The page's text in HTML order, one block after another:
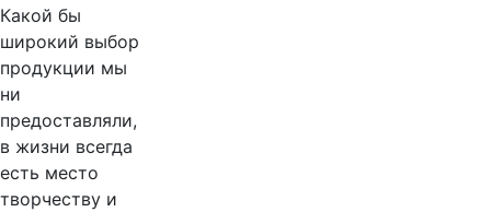
Какой бы
широкий выбор
продукции мы
ни
предоставляли,
в жизни всегда
есть место
творчеству и